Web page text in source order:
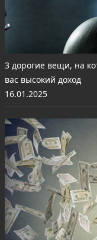
3 дорогие вещи, на
вас высокий доход
16.01.2025